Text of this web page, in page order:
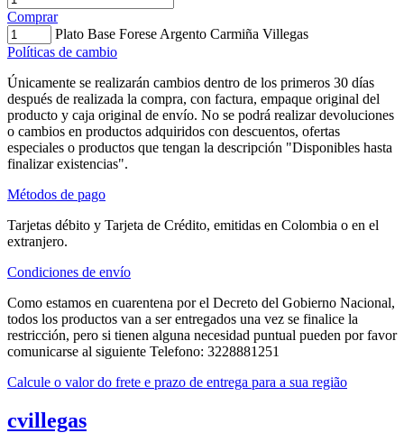
Comprar
Plato Base Forese Argento Carmiña Villegas
Políticas de cambio
Únicamente se realizarán cambios dentro de los primeros 30 días
después de realizada la compra, con factura, empaque original del
producto y caja original de envío. No se podrá realizar devoluciones
o cambios en productos adquiridos con descuentos, ofertas
especiales o productos que tengan la descripción "Disponibles hasta
finalizar existencias".
Métodos de pago
Tarjetas débito y Tarjeta de Crédito, emitidas en Colombia o en el
extranjero.
Condiciones de envío
Como estamos en cuarentena por el Decreto del Gobierno Nacional,
todos los productos van a ser entregados una vez se finalice la
restricción, pero si tienen alguna necesidad puntual pueden por favor
comunicarse al siguiente Telefono: 3228881251
Calcule o valor do frete e prazo de entrega para a sua região
cvillegas